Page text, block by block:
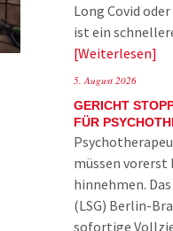
Long Covid
ist ein
Weiterlesen
5. August 2026
GERICHT
FÜR
müssen vorerst
hinnehmen.
(LSG) Berlin-
sofortige